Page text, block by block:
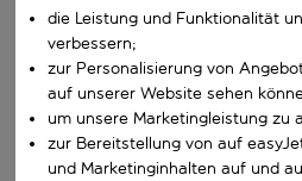
W&auml;hle ein Ab- und
Wer
Suchen
die Leistung und Funktionalität
verbessern;
zur Personalisierung von
auf unserer Website sehen
um unsere Marketingleistung zu
zur Bereitstellung von auf
und Marketinginhalten auf und